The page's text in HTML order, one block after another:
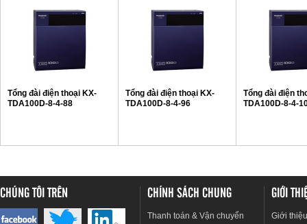
Tổng đài điện thoại KX-
TDA100D-8-4-88
Tổng đài điện thoại KX-
TDA100D-8-4-96
Tổng đài điện
TDA100D-8-4-
CHÚNG TÔI TRÊN CHÍNH SÁCH CHUNG
Thanh toán & Vận chuyển
GIỚI
Giới